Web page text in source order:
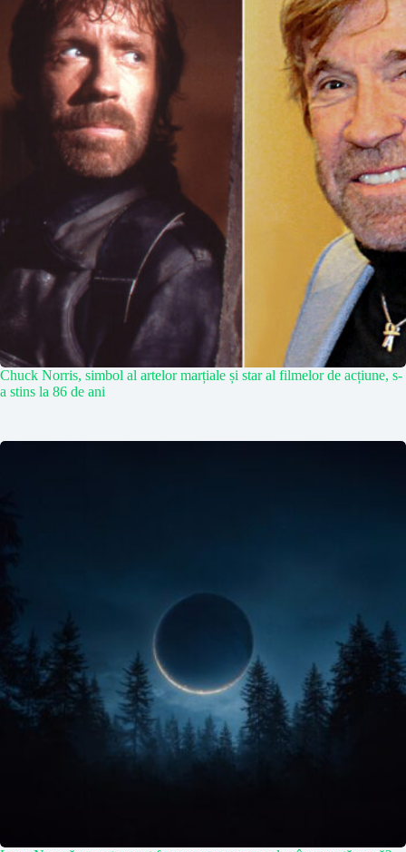
Chuck Norris, simbol al artelor marțiale și star al filmelor de acțiune, s-
a stins la 86 de ani